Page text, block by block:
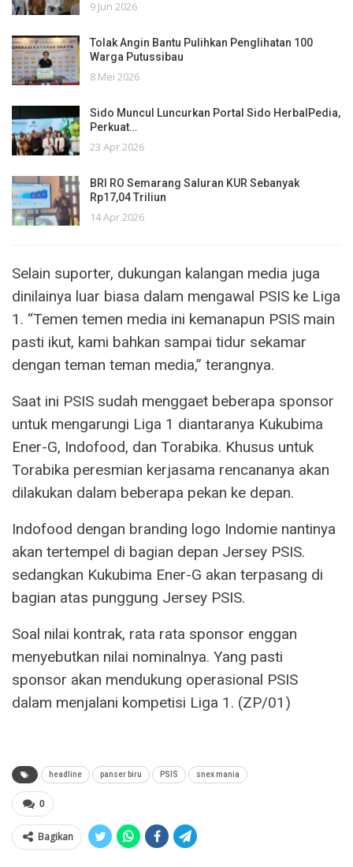
9 Jun 2026
Tolak Angin Bantu Pulihkan Penglihatan 100
Warga Putussibau
8 Mei 2026
Sido Muncul Luncurkan Portal Sido HerbalPedia,
Perkuat…
23 Apr 2026
BRI RO Semarang Saluran KUR Sebanyak
Rp17,04 Triliun
14 Apr 2026
Selain suporter, dukungan kalangan media juga
dinilainya luar biasa dalam mengawal PSIS ke Liga
1. “Temen temen media ini kemanapun PSIS main
pasti ikut, kami bahkan sampai tidur sekamar
dengan teman teman media,” terangnya.
Saat ini PSIS sudah menggaet beberapa sponsor
untuk mengarungi Liga 1 diantaranya Kukubima
Ener-G, Indofood, dan Torabika. Khusus untuk
Torabika peresmian kerjasama rencananya akan
dilakukan dalam beberapa pekan ke depan.
Indofood dengan branding logo Indomie nantinya
akan tertempel di bagian depan Jersey PSIS.
sedangkan Kukubima Ener-G akan terpasang di
bagian atas punggung Jersey PSIS.
Soal nilai kontrak, rata rata sponsor enggan
menyebutkan nilai nominalnya. Yang pasti
sponsor akan mendukung operasional PSIS
dalam menjalani kompetisi Liga 1. (ZP/01)
headline panser biru PSIS snex mania
0
Bagikan